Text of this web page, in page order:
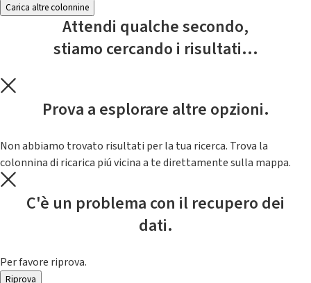
Carica altre colonnine
Attendi qualche secondo,
stiamo cercando i risultati...
Prova a esplorare altre opzioni.
Non abbiamo trovato risultati per la tua ricerca. Trova la
colonnina di ricarica piú vicina a te direttamente sulla mappa.
C'è un problema con il recupero dei
dati.
Per favore riprova.
Riprova